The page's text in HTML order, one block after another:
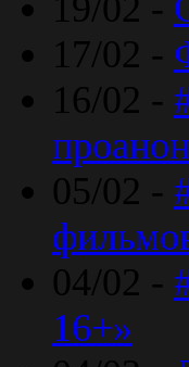
19/02 -
17/02 -
16/02 -
05/02 -
04/02 -
16+»